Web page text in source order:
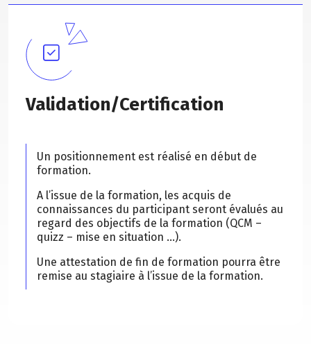
Validation/Certification
Un positionnement est réalisé en début de
formation.
A l’issue de la formation, les acquis de
connaissances du participant seront évalués au
regard des objectifs de la formation (QCM –
quizz – mise en situation …).
Une attestation de fin de formation pourra être
remise au stagiaire à l’issue de la formation.